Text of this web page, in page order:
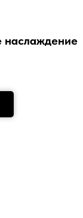
наслаждение